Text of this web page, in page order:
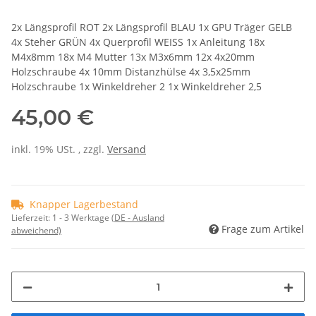
2x Längsprofil ROT 2x Längsprofil BLAU 1x GPU Träger GELB
4x Steher GRÜN 4x Querprofil WEISS 1x Anleitung 18x
M4x8mm 18x M4 Mutter 13x M3x6mm 12x 4x20mm
Holzschraube 4x 10mm Distanzhülse 4x 3,5x25mm
Holzschraube 1x Winkeldreher 2 1x Winkeldreher 2,5
45,00 €
inkl. 19% USt. , zzgl. Versand
Knapper Lagerbestand
Lieferzeit: 1 - 3 Werktage (DE - Ausland
abweichend)
Frage zum Artikel